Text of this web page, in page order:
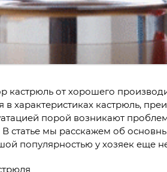
кастрюль от хорошего
в характеристиках кастрюль,
порой возникают
В статье мы расскажем об
популярностью у хозяек еще